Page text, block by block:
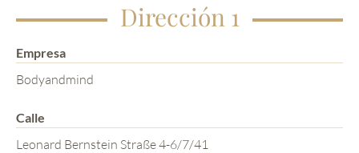
Dirección 1
Empresa
Bodyandmind
Calle
Leonard Bernstein Straße 4-6/7/41